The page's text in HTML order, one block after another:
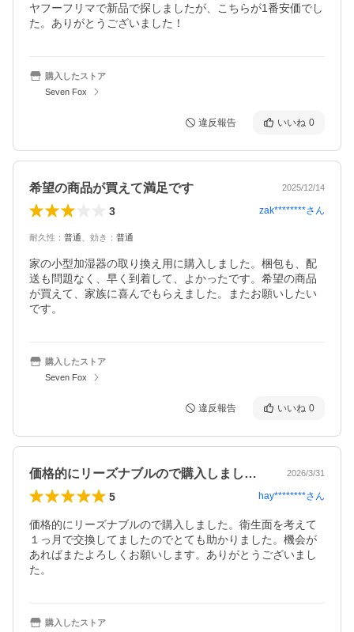
ヤフーフリマで新品で探しましたが、こちらが1番安価でし
た。ありがとうございました！
購入したストア
Seven Fox
違反報告 いいね 0
希望の商品が買えて満足です 2025/12/14
3 zak********さん
耐久性 ： 普通 効き ： 普通
家の小型加湿器の取り換え用に購入しました。梱包も、配
送も問題なく、早く到着して、よかったです。希望の商品
が買えて、家族に喜んでもらえました。またお願いしたい
です。
購入したストア
Seven Fox
違反報告 いいね 0
価格的にリーズナブルので購入しました。… 2026/3/31
5 hay********さん
価格的にリーズナブルので購入しました。衛生面を考えて
１っ月で交換してましたのでとても助かりました。機会が
あればまたよろしくお願いします。ありがとうございまし
た。
購入したストア